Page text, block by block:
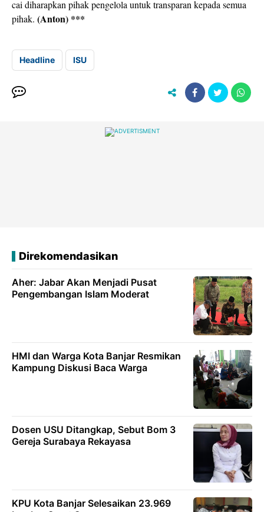
cai diharapkan pihak pengelola untuk transparan kepada semua
pihak. (Anton) ***
Headline ISU
Direkomendasikan
Aher: Jabar Akan Menjadi Pusat
Pengembangan Islam Moderat
HMI dan Warga Kota Banjar Resmikan
Kampung Diskusi Baca Warga
Dosen USU Ditangkap, Sebut Bom 3
Gereja Surabaya Rekayasa
KPU Kota Banjar Selesaikan 23.969